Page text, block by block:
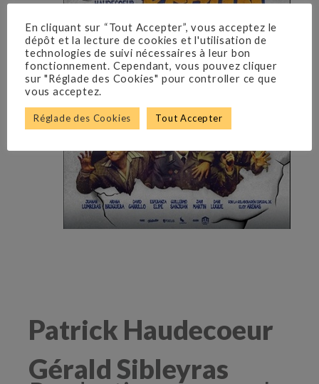
Patrick Haudecoeur
Gérald Sibleyras
En cliquant sur “Tout Accepter”, vous acceptez le
dépôt et la lecture de cookies et l'utilisation de
technologies de suivi nécessaires à leur bon
fonctionnement. Cependant, vous pouvez cliquer
sur "Réglade des Cookies" pour controller ce que
vous acceptez.
Réglade des Cookies Tout Accepter